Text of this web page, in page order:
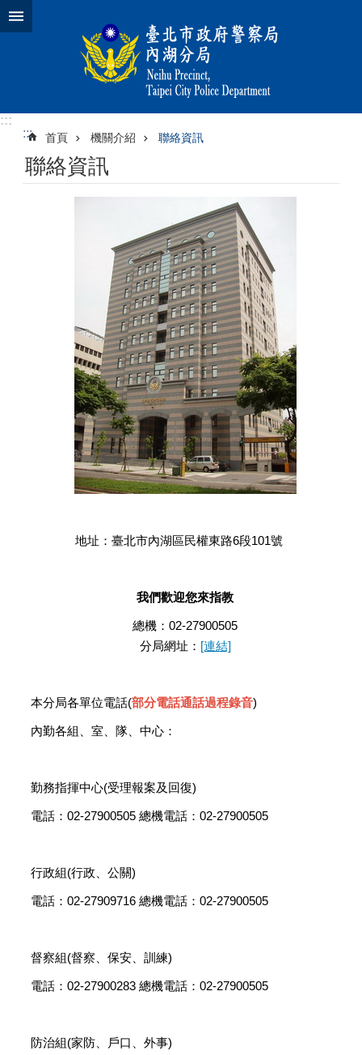
跳到主要內容區塊
:::
:::
首頁 機關介紹 聯絡資訊
聯絡資訊
地址：臺北市內湖區民權東路6段101號
我們歡迎您來指教
總機：02-27900505
分局網址： [連結]
本分局各單位電話(部分電話通話過程錄音)
內勤各組、室、隊、中心：
勤務指揮中心(受理報案及回復)
電話：02-27900505 總機電話：02-27900505
行政組(行政、公關)
電話：02-27909716 總機電話：02-27900505
督察組(督察、保安、訓練)
電話：02-27900283 總機電話：02-27900505
防治組(家防、戶口、外事)